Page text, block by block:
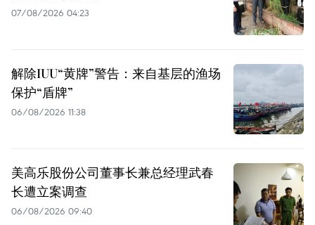
07/08/2026 04:23
解除IUU“黄牌”警告：来自基层的渔场
保护“盾牌”
06/08/2026 11:38
美高乐股份公司董事长兼总经理武春
长遭立案调查
06/08/2026 09:40